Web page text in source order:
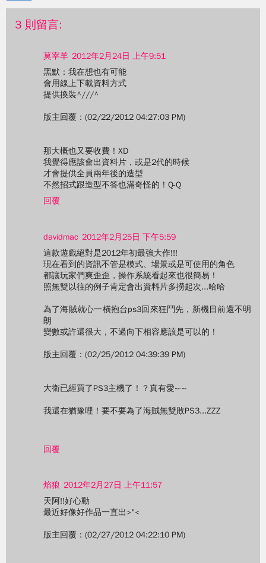
3 則留言:
莫宰羊 2012年2月24日 上午9:51
黑默：我在想也有可能
會用線上下載資料方式
提供換裝^///^
版主回覆：(02/22/2012 04:27:03 PM)
那大概也又要收費！XD
我覺得應該會出資料片，或是2代的時候
才會提供全員兩年後的造型
不然招式跟造型不答也滿奇怪的！Q-Q
回覆
davidmac 2012年2月25日 下午5:59
這款遊戲絕對是2012年初最強大作!!!
現在看到的資訊不管是模式、場景或是可使用的角色
都讓玩家們爽歪歪，操作系統看起來也很簡易！
照無雙以往的例子肯定會出資料片多撈起次...哈哈
為了海賊就心一橫抱台ps3回來狂鬥先，新機目前還不明
朗
變數或許還很大，不過向下相容應該是可以的！
版主回覆：(02/25/2012 04:39:39 PM)
大衛已經買了PS3主機了！？真有愛~-~
我還在猶豫哩！要不要為了海賊無雙敗PS3...ZZZ
回覆
焰狼 2012年2月27日 上午11:57
天阿!!好心動
最近好像好作品一直出>"<
版主回覆：(02/27/2012 04:22:10 PM)